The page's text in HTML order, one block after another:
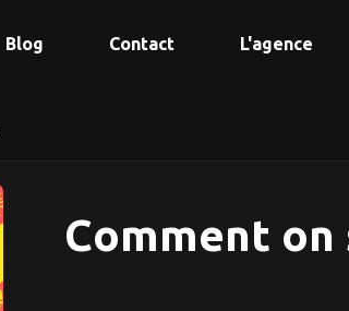
Blog Contact L'agence
Comment